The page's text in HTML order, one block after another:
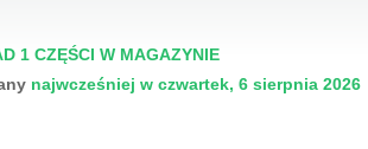
1 CZĘŚCI W MAGAZYNIE
najwcześniej w czwartek, 6 sierpnia 2026